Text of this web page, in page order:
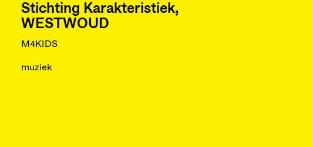
Stichting Karakteristiek,
WESTWOUD
M4KIDS
muziek